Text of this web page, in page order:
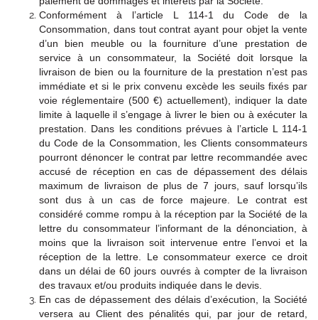
Conformément à l’article L 114-1 du Code de la
Consommation, dans tout contrat ayant pour objet la vente
d’un bien meuble ou la fourniture d’une prestation de
service à un consommateur, la Société doit lorsque la
livraison de bien ou la fourniture de la prestation n’est pas
immédiate et si le prix convenu excède les seuils fixés par
voie réglementaire (500 €) actuellement), indiquer la date
limite à laquelle il s’engage à livrer le bien ou à exécuter la
prestation. Dans les conditions prévues à l’article L 114-1
du Code de la Consommation, les Clients consommateurs
pourront dénoncer le contrat par lettre recommandée avec
accusé de réception en cas de dépassement des délais
maximum de livraison de plus de 7 jours, sauf lorsqu’ils
sont dus à un cas de force majeure. Le contrat est
considéré comme rompu à la réception par la Société de la
lettre du consommateur l’informant de la dénonciation, à
moins que la livraison soit intervenue entre l’envoi et la
réception de la lettre. Le consommateur exerce ce droit
dans un délai de 60 jours ouvrés à compter de la livraison
des travaux et/ou produits indiquée dans le devis.
En cas de dépassement des délais d’exécution, la Société
versera au Client des pénalités qui, par jour de retard,